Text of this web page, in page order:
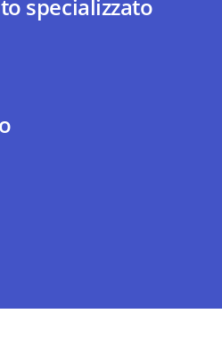
specializzato